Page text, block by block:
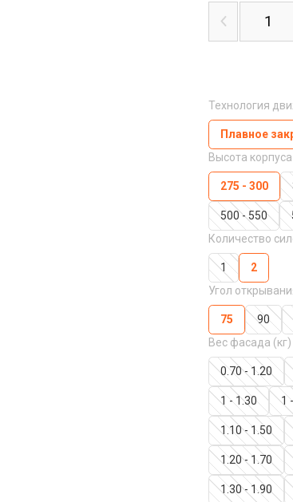
Технология
Плавное
Высота
275 - 300
500 - 550
Количество
1
2
Угол
75 90
Вес фасада (кг)
0.70 - 1.20
1 - 1.30 1
1.10 - 1.50
1.20 - 1.70
1.30 - 1.90